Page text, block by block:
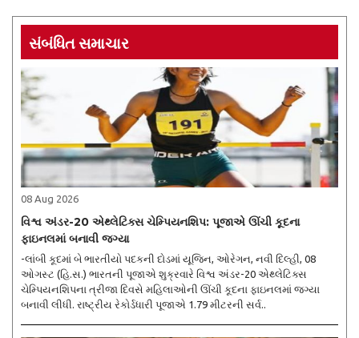
સંબંધિત સમાચાર
08 Aug 2026
વિશ્વ અંડર-20 એથ્લેટિક્સ ચેમ્પિયનશિપ: પૂજાએ ઊંચી કૂદના
ફાઇનલમાં બનાવી જગ્યા
-લાંબી કૂદમાં બે ભારતીયો પદકની દોડમાં યૂજિન, ઓરેગન, નવી દિલ્હી, 08
ઓગસ્ટ (હિ.સ.) ભારતની પૂજાએ શુક્રવારે વિશ્વ અંડર-20 એથ્લેટિક્સ
ચેમ્પિયનશિપના ત્રીજા દિવસે મહિલાઓની ઊંચી કૂદના ફાઇનલમાં જગ્યા
બનાવી લીધી. રાષ્ટ્રીય રેકોર્ડધારી પૂજાએ 1.79 મીટરની સર્વ..